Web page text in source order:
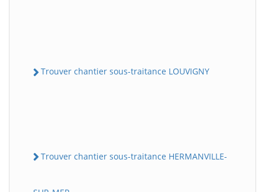
Trouver chantier sous-traitance LOUVIGNY
Trouver chantier sous-traitance HERMANVILLE-